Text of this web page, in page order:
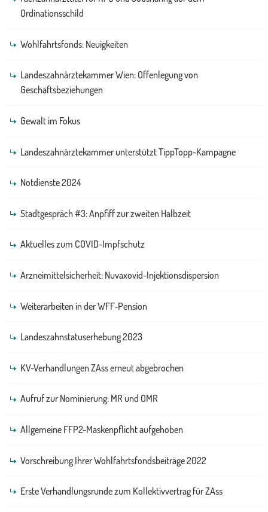
Ordinationsschild
Wohlfahrtsfonds: Neuigkeiten
Landeszahnärztekammer Wien: Offenlegung von
Geschäftsbeziehungen
Gewalt im Fokus
Landeszahnärztekammer unterstützt TippTopp-Kampagne
Notdienste 2024
Stadtgespräch #3: Anpfiff zur zweiten Halbzeit
Aktuelles zum COVID-Impfschutz
Arzneimittelsicherheit: Nuvaxovid-Injektionsdispersion
Weiterarbeiten in der WFF-Pension
Landeszahnstatuserhebung 2023
KV-Verhandlungen ZAss erneut abgebrochen
Aufruf zur Nominierung: MR und OMR
Allgemeine FFP2-Maskenpflicht aufgehoben
Vorschreibung Ihrer Wohlfahrtsfondsbeiträge 2022
Erste Verhandlungsrunde zum Kollektivvertrag für ZAss